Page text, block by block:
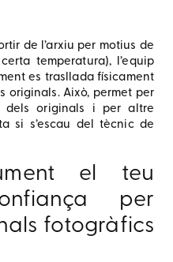
de l’arxiu per motius de
temperatura), l’equip
es trasllada físicament
originals. Això, permet per
dels originals i per altre
si s’escau del tècnic de
el teu
per
fotogràfics